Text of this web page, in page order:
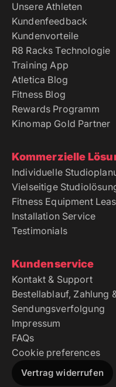
Unsere Athleten
Kundenfeedback
Kundenvorteile
R8 Racks Technologie
Training App
Atletica Blog
Fitness Blog
Rewards Programm
Kinomap Gold Partner
Kommerzielle
Individuelle
Vielseitige
Fitness Equipment
Installation Service
Testimonials
Kundenservice
Kontakt & Support
Bestellablauf, Zahlung
Sendungsverfolgung
Impressum
FAQs
Cookie preferences
Vertrag widerrufen